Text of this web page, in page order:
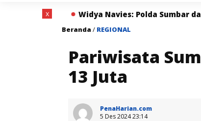
Navies: Polda Sumbar dan Pers Miliki Peran
Beranda / REGIONAL
Pariwisata
13 Juta
PenaHarian.com
5 Des 2024 23:14
x